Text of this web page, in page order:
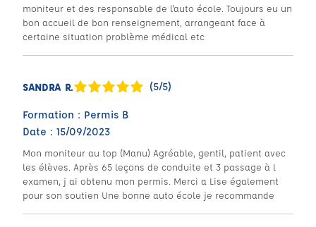
moniteur et des responsable de l'auto école. Toujours eu un
bon accueil de bon renseignement, arrangeant face à
certaine situation problème médical etc
SANDRA R. (5/5)
Formation : Permis B
Date : 15/09/2023
Mon moniteur au top (Manu) Agréable, gentil, patient avec
les élèves. Après 65 leçons de conduite et 3 passage à l
examen, j ai obtenu mon permis. Merci a Lise également
pour son soutien Une bonne auto école je recommande